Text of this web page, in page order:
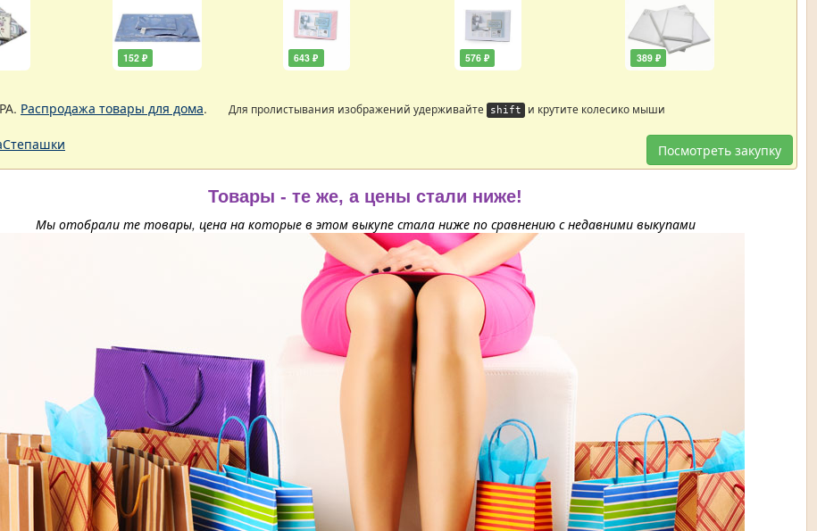
152 ₽ 643 ₽ 576 ₽ 389 ₽
Распродажа товары для дома. Для пролистывания изображений удерживайте shift и крутите колесико мыши
Посмотреть закупку
Товары - те же, а цены стали ниже!
Мы отобрали те товары, цена на которые в этом выкупе стала ниже по сравнению с недавними выкупами